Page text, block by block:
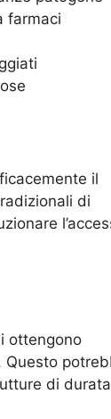
farmaci
il
di
ottengono
Questo
di durata